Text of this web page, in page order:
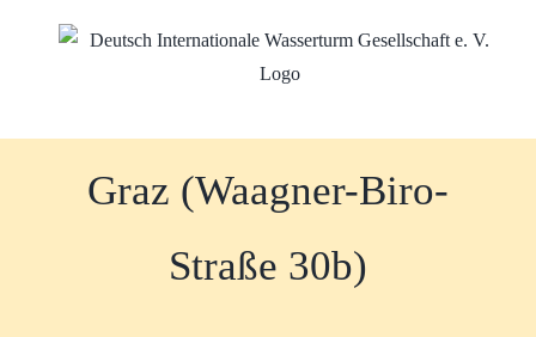
Graz (Waagner-Biro-
Straße 30b)